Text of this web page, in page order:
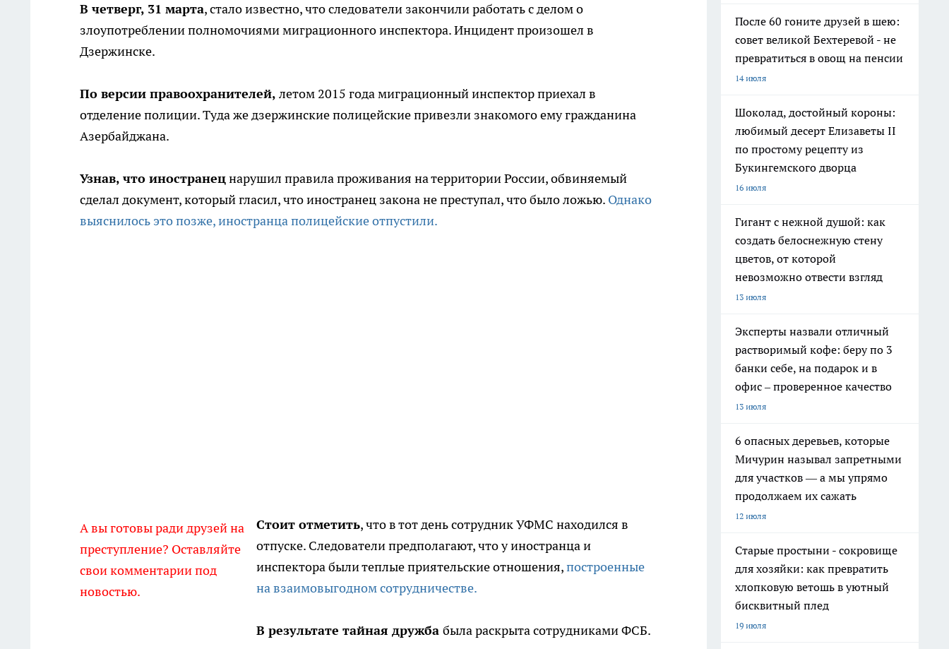
В четверг, 31 марта, стало известно, что следователи закончили работать с делом о
злоупотреблении полномочиями миграционного инспектора. Инцидент произошел в
Дзержинске.
По версии правоохранителей, летом 2015 года миграционный инспектор приехал в
отделение полиции. Туда же дзержинские полицейские привезли знакомого ему гражданина
Азербайджана.
Узнав, что иностранецнарушил правила проживания на территории России, обвиняемый
сделал документ, который гласил, что иностранец закона не преступал, что было ложью. Однако
выяснилось это позже, иностранца полицейские отпустили.
А вы готовы ради друзей на
преступление? Оставляйте
свои комментарии под
новостью.
Стоит отметить, что в тот день сотрудник УФМС находился в
отпуске. Следователи предполагают, что у иностранца и
инспектора были теплые приятельские отношения,построенные
на взаимовыгодном сотрудничестве.
В результате тайная дружба была раскрыта сотрудниками ФСБ.
После 60 гоните друзей в шею:
совет великой Бехтеревой - не
превратиться в овощ на пенсии
14 июля
Шоколад, достойный короны:
любимый десерт Елизаветы II
по простому рецепту из
Букингемского дворца
16 июля
Гигант с нежной душой: как
создать белоснежную стену
цветов, от которой
невозможно отвести взгляд
13 июля
Эксперты назвали отличный
растворимый кофе: беру по 3
банки себе, на подарок и в
офис – проверенное качество
13 июля
6 опасных деревьев, которые
Мичурин называл запретными
для участков — а мы упрямо
продолжаем их сажать
12 июля
Старые простыни - сокровище
для хозяйки: как превратить
хлопковую ветошь в уютный
бисквитный плед
19 июля